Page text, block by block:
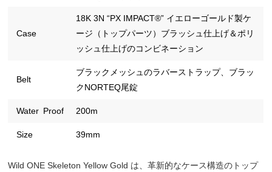
Case
18K 3N “PX IMPACT®” イエローゴールド製ケ
ージ（トップパーツ）ブラッシュ仕上げ＆ポリ
ッシュ仕上げのコンビネーション
Belt
ブラックメッシュのラバーストラップ、ブラッ
クNORTEQ尾錠
Water Proof 200m
Size 39mm
Wild ONE Skeleton Yellow Gold は、革新的なケース構造のトップ